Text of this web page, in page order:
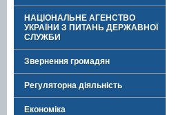
НАЦІОНАЛЬНЕ АГЕНСТВО
УКРАЇНИ З ПИТАНЬ ДЕРЖАВНОЇ
СЛУЖБИ
Звернення громадян
Регуляторна діяльність
Економіка